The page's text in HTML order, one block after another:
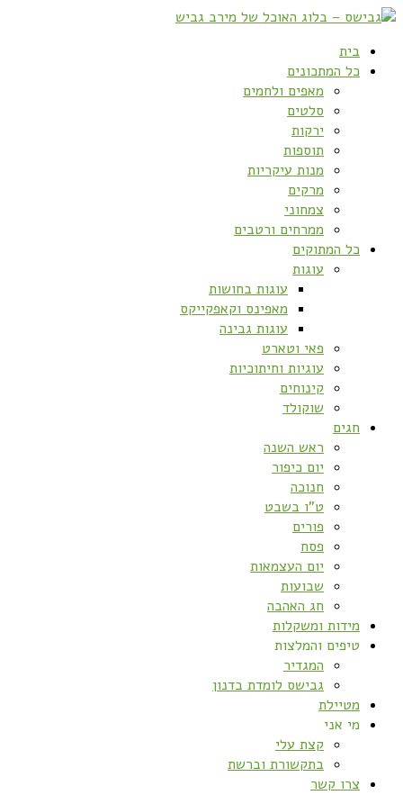
בית
כל המתכונים
מאפים ולחמים
סלטים
ירקות
תוספות
מנות עיקריות
מרקים
צמחוני
ממרחים ורטבים
כל המתוקים
עוגות
עוגות בחושות
מאפינס וקאפקייקס
עוגות גבינה
פאי וטארט
עוגיות וחיתוכיות
קינוחים
שוקולד
חגים
ראש השנה
יום כיפור
חנוכה
ט”ו בשבט
פורים
פסח
יום העצמאות
שבועות
חג האהבה
מידות ומשקלות
טיפים והמלצות
המגדיר
גבישס לומדת בדנון
מטיילת
מי אני
קצת עלי
בתקשורת וברשת
צרו קשר